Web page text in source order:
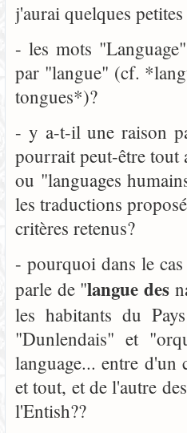
j'aurai quelques
- les mots
par "langue" (cf.
tongues*)?
- y a-t-il une raison
pourrait peut-être tout
ou "languages
les traductions
critères retenus?
- pourquoi dans le
parle de "langue des
les habitants du
"Dunlendais" et
language... entre d'un
et tout, et de l'autre
l'Entish??